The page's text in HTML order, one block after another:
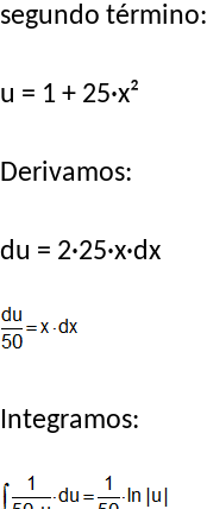
segundo término:
u = 1 + 25·x²
Derivamos:
du = 2·25·x·dx
Integramos: